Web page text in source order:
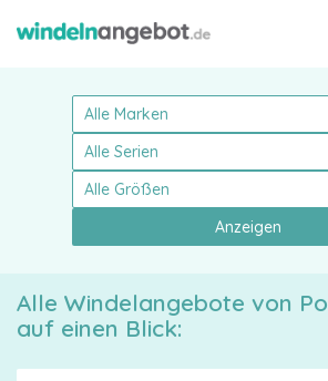
Anzeigen
Alle Windelangebote von
auf einen Blick: